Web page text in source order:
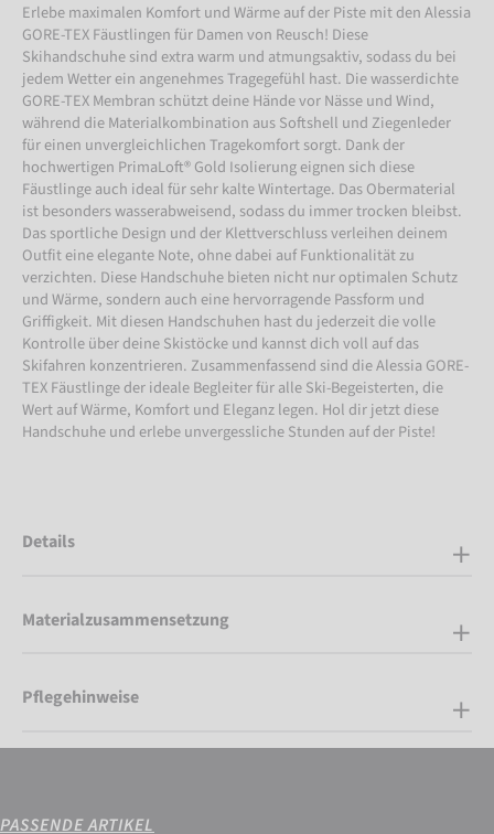
Erlebe maximalen Komfort und Wärme auf der Piste mit den Alessia
GORE-TEX Fäustlingen für Damen von Reusch! Diese
Skihandschuhe sind extra warm und atmungsaktiv, sodass du bei
jedem Wetter ein angenehmes Tragegefühl hast. Die wasserdichte
GORE-TEX Membran schützt deine Hände vor Nässe und Wind,
während die Materialkombination aus Softshell und Ziegenleder
für einen unvergleichlichen Tragekomfort sorgt. Dank der
hochwertigen PrimaLoft® Gold Isolierung eignen sich diese
Fäustlinge auch ideal für sehr kalte Wintertage. Das Obermaterial
ist besonders wasserabweisend, sodass du immer trocken bleibst.
Das sportliche Design und der Klettverschluss verleihen deinem
Outfit eine elegante Note, ohne dabei auf Funktionalität zu
verzichten. Diese Handschuhe bieten nicht nur optimalen Schutz
und Wärme, sondern auch eine hervorragende Passform und
Griffigkeit. Mit diesen Handschuhen hast du jederzeit die volle
Kontrolle über deine Skistöcke und kannst dich voll auf das
Skifahren konzentrieren. Zusammenfassend sind die Alessia GORE-
TEX Fäustlinge der ideale Begleiter für alle Ski-Begeisterten, die
Wert auf Wärme, Komfort und Eleganz legen. Hol dir jetzt diese
Handschuhe und erlebe unvergessliche Stunden auf der Piste!
Details
Materialzusammensetzung
Pflegehinweise
PASSENDE ARTIKEL